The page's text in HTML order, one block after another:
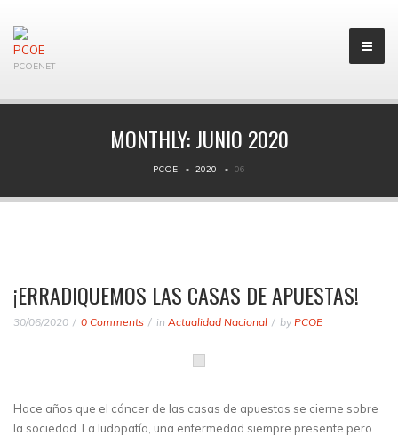
PCOENET
MONTHLY:JUNIO 2020
PCOE 2020 06
¡ERRADIQUEMOS LAS CASAS DE APUESTAS!
30/06/2020 0 Comments in Actualidad Nacional by PCOE
Hace años que el cáncer de las casas de apuestas se cierne sobre
la sociedad. La ludopatía, una enfermedad siempre presente pero